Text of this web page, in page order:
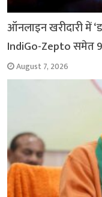
ऑनलाइन खरीदारी में
IndiGo-Zepto समेत 9
August 7, 2026